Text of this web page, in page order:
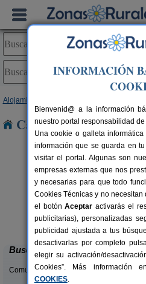
Alojamientos
Casas Rurales cerca
Casas Rurales
Laroya (Almería)
Buscar
Comunidades:
INFORMACIÓN
Bienvenid@ a la información
nuestro portal responsabilidad de
Una cookie o galleta
información que se guarda en
visitar el portal. Algunas son
empresas externas que nos
y necesarias para que todo
Cookies Técnicas y no necesitan
el botónAceptar activarás el
publicitarias), personalizadas
publicidad ajustada a tus
desactivarlas por completo
elegir su activación/
Cookies”. Más información
COOKIES.